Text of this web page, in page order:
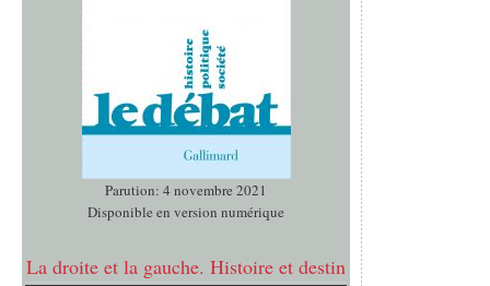
Parution: 4 novembre 2021
Disponible en version numérique
La droite et la gauche. Histoire et destin